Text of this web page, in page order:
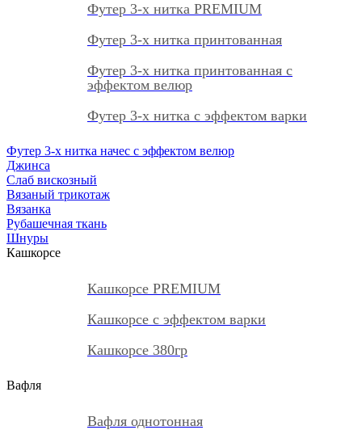
Футер 3-х нитка PREMIUM
Футер 3-х нитка принтованная
Футер 3-х нитка принтованная с
эффектом велюр
Футер 3-х нитка с эффектом варки
Футер 3-х нитка начес с эффектом велюр
Джинса
Слаб вискозный
Вязаный трикотаж
Вязанка
Рубашечная ткань
Шнуры
Кашкорсе
Кашкорсе PREMIUM
Кашкорсе с эффектом варки
Кашкорсе 380гр
Вафля
Вафля однотонная